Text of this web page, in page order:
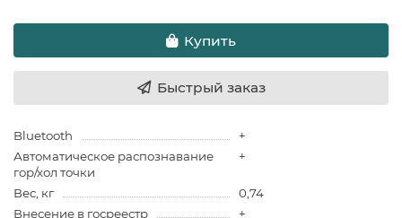
Купить
Быстрый заказ
Bluetooth
+
Автоматическое распознавание
гор/хол точки
+
Вес, кг
0,74
Внесение в госреестр
+